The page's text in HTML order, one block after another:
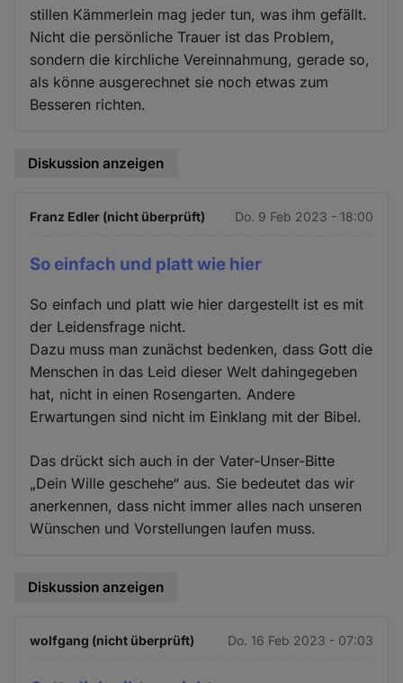
stillen Kämmerlein mag jeder tun, was ihm gefällt.
Nicht die persönliche Trauer ist das Problem,
sondern die kirchliche Vereinnahmung, gerade so,
als könne ausgerechnet sie noch etwas zum
Besseren richten.
Diskussion anzeigen
Franz Edler (nicht überprüft) Do. 9 Feb 2023 - 18:00
So einfach und platt wie hier
So einfach und platt wie hier dargestellt ist es mit
der Leidensfrage nicht.
Dazu muss man zunächst bedenken, dass Gott die
Menschen in das Leid dieser Welt dahingegeben
hat, nicht in einen Rosengarten. Andere
Erwartungen sind nicht im Einklang mit der Bibel.
Das drückt sich auch in der Vater-Unser-Bitte
„Dein Wille geschehe“ aus. Sie bedeutet das wir
anerkennen, dass nicht immer alles nach unseren
Wünschen und Vorstellungen laufen muss.
Diskussion anzeigen
wolfgang (nicht überprüft) Do. 16 Feb 2023 - 07:03